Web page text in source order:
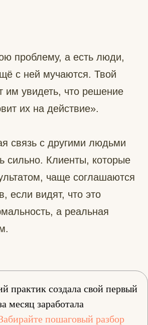
проблему, а есть люди,
с ней мучаются. Твой
им увидеть, что решение
их на действие».
связь с другими людьми
сильно. Клиенты, которые
чаще соглашаются
если видят, что это
а реальная
практик создала свой первый
месяц заработала
пошаговый разбор